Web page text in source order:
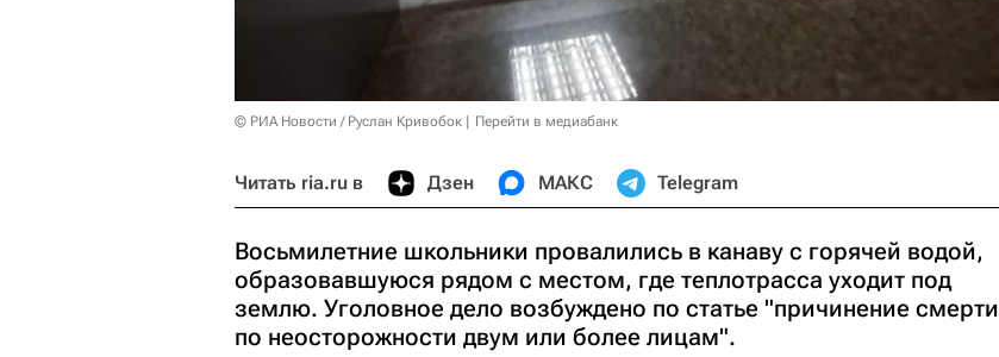
© РИА Новости / Руслан Кривобок Перейти в медиабанк
Читать ria.ru в Дзен МАКС Telegram
Восьмилетние школьники провалились в канаву с горячей водой,
образовавшуюся рядом с местом, где теплотрасса уходит под
землю. Уголовное дело возбуждено по статье "причинение смерти
по неосторожности двум или более лицам".